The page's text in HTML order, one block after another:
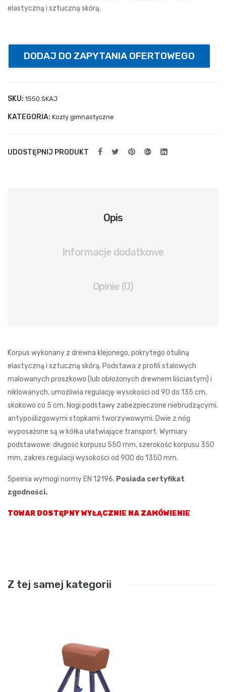
elastyczną i sztuczną skórą.
DODAJ DO ZAPYTANIA OFERTOWEGO
SKU: 1550.SKAJ
KATEGORIA: Kozły gimnastyczne
UDOSTĘPNIJ PRODUKT
Opis
Informacje dodatkowe
Opinie (0)
Korpus wykonany z drewna klejonego, pokrytego otuliną
elastyczną i sztuczną skórą. Podstawa z profili stalowych
malowanych proszkowo (lub obłożonych drewnem liściastym) i
niklowanych, umożliwia regulację wysokości od 90 do 135 cm,
skokowo co 5 cm. Nogi podstawy zabezpieczone niebrudzącymi,
antypoślizgowymi stopkami tworzywowymi. Dwie z nóg
wyposażone są w kółka ułatwiające transport. Wymiary
podstawowe: długość korpusu 550 mm, szerokość korpusu 350
mm, zakres regulacji wysokości od 900 do 1350 mm.
Spełnia wymogi normy EN 12196. Posiada certyfikat
zgodności.
TOWAR DOSTĘPNY WYŁĄCZNIE NA ZAMÓWIENIE
Z tej samej kategorii